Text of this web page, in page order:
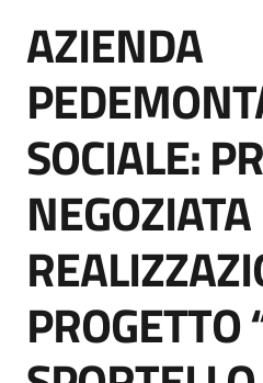
di
acquisto
Supporto
Piattaforme
telematiche
Salta al contenuto
AZIENDA
SOCIALE:
PROGETTO